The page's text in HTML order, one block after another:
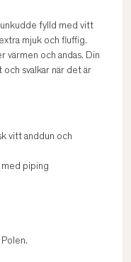
fylld med vitt
mjuk och fluffig.
värmen och andas. Din
svalkar när det är
vitt anddun och
piping